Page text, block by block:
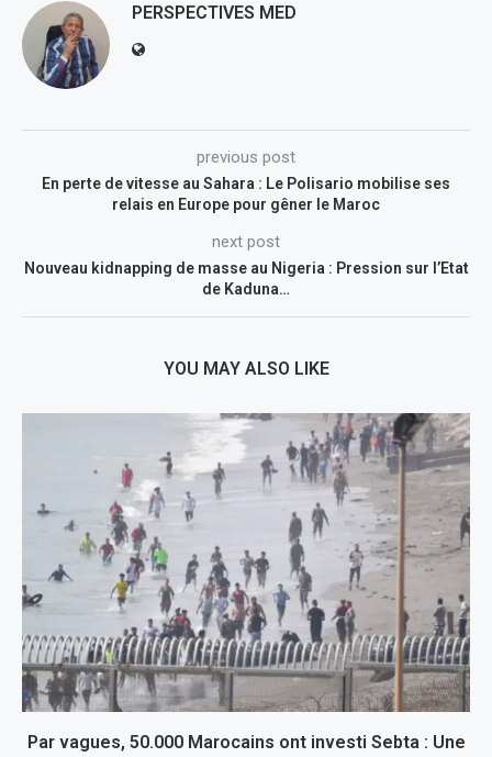
PERSPECTIVES MED
previous post
En perte de vitesse au Sahara : Le Polisario mobilise ses
relais en Europe pour gêner le Maroc
next post
Nouveau kidnapping de masse au Nigeria : Pression sur l’Etat
de Kaduna…
YOU MAY ALSO LIKE
Par vagues, 50.000 Marocains ont investi Sebta : Une